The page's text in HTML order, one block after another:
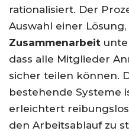
rationalisiert. Der
Auswahl einer
Zusammenarbeit
dass alle Mitglieder
sicher teilen können.
bestehende Systeme
erleichtert
den Arbeitsablauf zu